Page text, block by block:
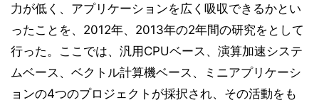
力が低く、アプリケーションを広く吸収できるかとい
ったことを、2012年、2013年の2年間の研究をとして
行った。ここでは、汎用CPUベース、演算加速システ
ムベース、ベクトル計算機ベース、ミニアプリケーシ
ョンの4つのプロジェクトが採択され、その活動をも